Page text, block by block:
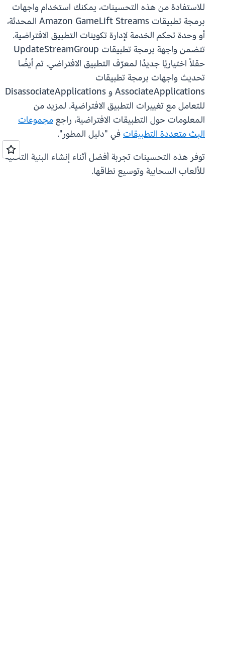
للاستفادة من هذه التحسينات، يمكنك استخدام واجهات
برمجة تطبيقات Amazon GameLift Streams المحدثة،
أو وحدة تحكم الخدمة لإدارة تكوينات التطبيق الافتراضية.
تتضمن واجهة برمجة تطبيقات UpdateStreamGroup
حقلاً اختياريًا جديدًا لمعرّف التطبيق الافتراضي. تم أيضًا
تحديث واجهات برمجة تطبيقات
AssociateApplications و DisassociateApplications
للتعامل مع تغييرات التطبيق الافتراضية. لمزيد من
المعلومات حول التطبيقات الافتراضية، راجعمجموعات
البث متعددة التطبيقاتفي "دليل المطور".
توفر هذه التحسينات تجربة أفضل أثناء إنشاء البنية التحتية
للألعاب السحابية وتوسيع نطاقها.